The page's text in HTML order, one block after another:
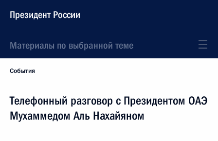
Президент России
Материалы по выбранной теме
События
Телефонный разговор с Президентом ОАЭ
Мухаммедом Аль Нахайяном